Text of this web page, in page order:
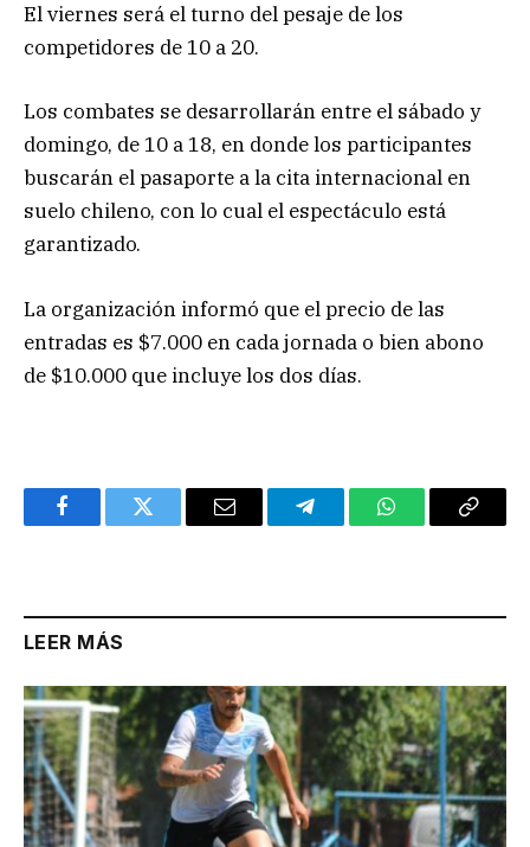
El viernes será el turno del pesaje de los
competidores de 10 a 20.
Los combates se desarrollarán entre el sábado y
domingo, de 10 a 18, en donde los participantes
buscarán el pasaporte a la cita internacional en
suelo chileno, con lo cual el espectáculo está
garantizado.
La organización informó que el precio de las
entradas es $7.000 en cada jornada o bien abono
de $10.000 que incluye los dos días.
FacebookTwitter Email TelegramWhatsAppCopy
LEER MÁS